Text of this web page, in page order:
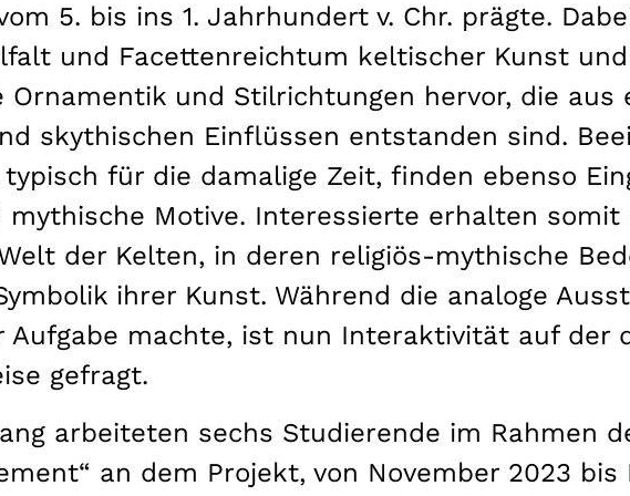
5. bis ins 1. Jahrhundert v. Chr. prägte.
und Facettenreichtum keltischer Kunst
Ornamentik und Stilrichtungen hervor, die aus
skythischen Einflüssen entstanden sind.
für die damalige Zeit, finden ebenso
mythische Motive. Interessierte erhalten somit
der Kelten, in deren religiös-mythische
ihrer Kunst. Während die analoge
Aufgabe machte, ist nun Interaktivität auf der
gefragt.
arbeiteten sechs Studierende im Rahmen
an dem Projekt, von November 2023 bis